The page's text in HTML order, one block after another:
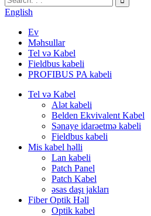
English
Ev
Məhsullar
Tel və Kabel
Fieldbus kabeli
PROFIBUS PA kabeli
Tel və Kabel
Alət kabeli
Belden Ekvivalent Kabel
Sənaye idarəetmə kabeli
Fieldbus kabeli
Mis kabel həlli
Lan kabeli
Patch Panel
Patch Kabel
əsas daşı jakları
Fiber Optik Həll
Optik kabel